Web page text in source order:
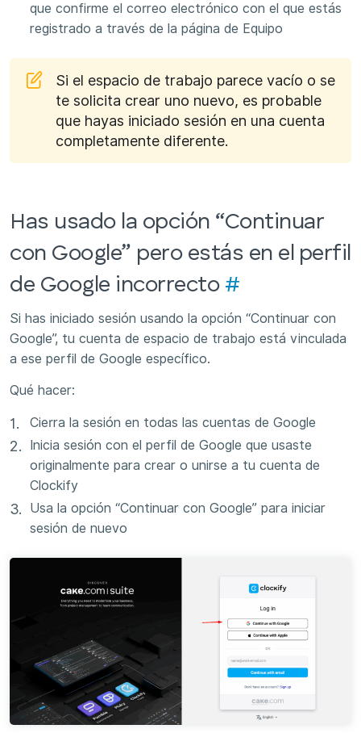
que confirme el correo electrónico con el que estás
registrado a través de la página de Equipo
Si el espacio de trabajo parece vacío o se
te solicita crear uno nuevo, es probable
que hayas iniciado sesión en una cuenta
completamente diferente.
Has usado la opción “Continuar
con Google” pero estás en el perfil
de Google incorrecto #
Si has iniciado sesión usando la opción “Continuar con
Google”, tu cuenta de espacio de trabajo está vinculada
a ese perfil de Google específico.
Qué hacer:
Cierra la sesión en todas las cuentas de Google
Inicia sesión con el perfil de Google que usaste
originalmente para crear o unirse a tu cuenta de
Clockify
Usa la opción “Continuar con Google” para iniciar
sesión de nuevo